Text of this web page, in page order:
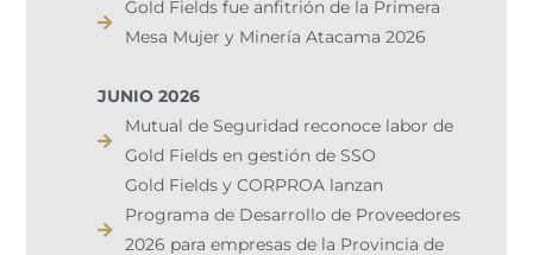
Gold Fields fue anfitrión de la Primera
Mesa Mujer y Minería Atacama 2026
JUNIO 2026
Mutual de Seguridad reconoce labor de
Gold Fields en gestión de SSO
Gold Fields y CORPROA lanzan
Programa de Desarrollo de Proveedores
2026 para empresas de la Provincia de